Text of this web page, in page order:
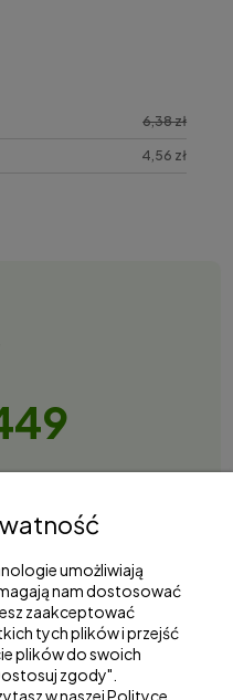
6,38 zł
4,56 zł
umożliwiają
nam dostosować
zaakceptować
tych plików i przejść
plików do swoich
zgody".
w naszej Polityce